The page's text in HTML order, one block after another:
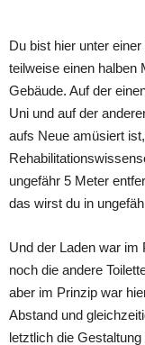
Du bist hier unter
teilweise einen halben
Gebäude. Auf der
Uni und auf der
aufs Neue amüsiert
ungefähr 5 Meter
das wirst du in
Und der Laden war im
noch die andere
aber im Prinzip war
Abstand und
letztlich die